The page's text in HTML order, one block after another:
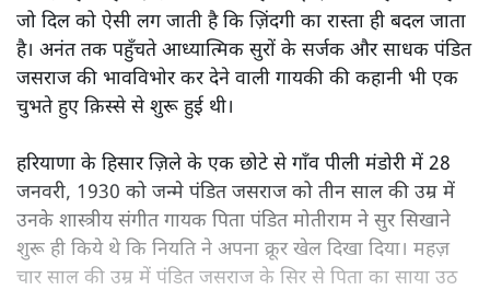
जो दिल को ऐसी लग जाती है कि ज़िंदगी का रास्ता ही बदल जाता
है। अनंत तक पहुँचते आध्यात्मिक सुरों के सर्जक और साधक पंडित
जसराज की भावविभोर कर देने वाली गायकी की कहानी भी एक
चुभते हुए क़िस्से से शुरू हुई थी।
हरियाणा के हिसार ज़िले के एक छोटे से गाँव पीली मंडोरी में 28
जनवरी, 1930 को जन्मे पंडित जसराज को तीन साल की उम्र में
उनके शास्त्रीय संगीत गायक पिता पंडित मोतीराम ने सुर सिखाने
शुरू ही किये थे कि नियति ने अपना क्रूर खेल दिखा दिया। महज़
चार साल की उम्र में पंडित जसराज के सिर से पिता का साया उठ